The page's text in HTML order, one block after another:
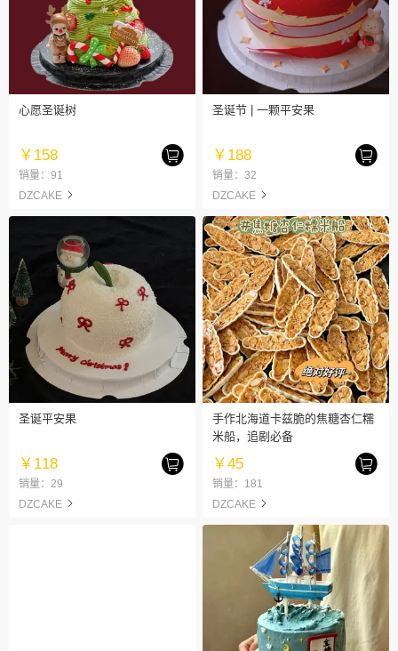
心愿圣诞树
￥158
销量：91
DZCAKE
圣诞节 | 一颗平安果
￥188
销量：32
DZCAKE
圣诞平安果
￥118
销量：29
DZCAKE
手作北海道卡兹脆的焦糖杏仁糯
米船，追剧必备
￥45
销量：181
DZCAKE